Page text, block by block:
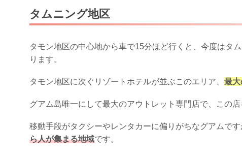
タムニング地区
タモン地区の中心地から車で15分ほど行くと、今度はタ
ります。
タモン地区に次ぐリゾートホテルが並ぶこのエリア、 最大
グアム島唯一にして最大のアウトレット専門店で、この
移動手段がタクシーやレンタカーに偏りがちなグアムで
ら人が集まる地域です。